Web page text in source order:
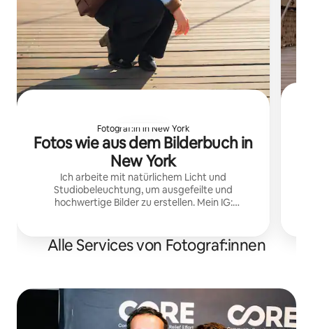
Fotograf:in in New York
Fotos wie aus dem Bilderbuch in
New York
Ich arbeite mit natürlichem Licht und
Studiobeleuchtung, um ausgefeilte und
hochwertige Bilder zu erstellen. Mein IG:
Alle Services von Fotograf:innen